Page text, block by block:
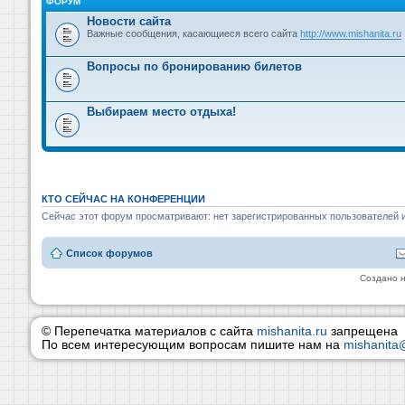
Новости сайта
Важные сообщения, касающиеся всего сайта http://www.mishanita.ru
Вопросы по бронированию билетов
Выбираем место отдыха!
КТО СЕЙЧАС НА КОНФЕРЕНЦИИ
Сейчас этот форум просматривают: нет зарегистрированных пользователей
Список форумов
Создано
© Перепечатка материалов с сайта mishanita.ru запрещена
По всем интересующим вопросам пишите нам на